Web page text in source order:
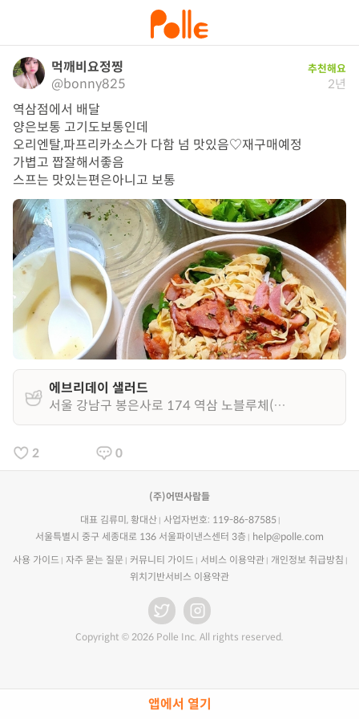
앱에서 열기
먹깨비요정찡
@bonny825
추천해요
2년
역삼점에서 배달
양은보통 고기도보통인데
오리엔탈,파프리카소스가 다함 넘 맛있음♡재구매예정
가볍고 짭잘해서좋음
스프는 맛있는편은아니고 보통
에브리데이 샐러드
서울 강남구 봉은사로 174 역삼 노블루체(언주역) 1층 102호
2 0
(주)어떤사람들
대표 김류미, 황대산
사업자번호: 119-86-87585
서울특별시 중구 세종대로 136 서울파이낸스센터 3층
help@polle.com
사용 가이드 자주 묻는 질문 커뮤니티 가이드 서비스 이용약관
개인정보 취급방침
위치기반서비스 이용약관
Copyright © 2026 Polle Inc. All rights reserved.